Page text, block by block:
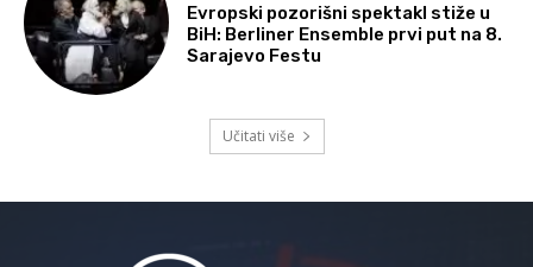
Evropski pozorišni spektakl stiže u
BiH: Berliner Ensemble prvi put na 8.
Sarajevo Festu
Učitati više